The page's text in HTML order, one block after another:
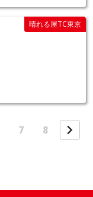
晴れる屋TC東京
7 8